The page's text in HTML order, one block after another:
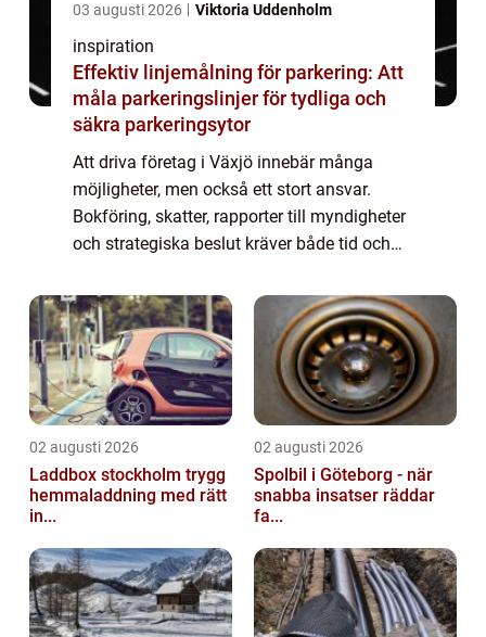
03 augusti 2026 Viktoria Uddenholm
inspiration
Effektiv linjemålning för parkering: Att
måla parkeringslinjer för tydliga och
säkra parkeringsytor
Att driva företag i Växjö innebär många
möjligheter, men också ett stort ansvar.
Bokföring, skatter, rapporter till myndigheter
och strategiska beslut kräver både tid och
02 augusti 2026
Laddbox stockholm trygg
hemmaladdning med rätt
in...
02 augusti 2026
Spolbil i Göteborg - när
snabba insatser räddar
fa...